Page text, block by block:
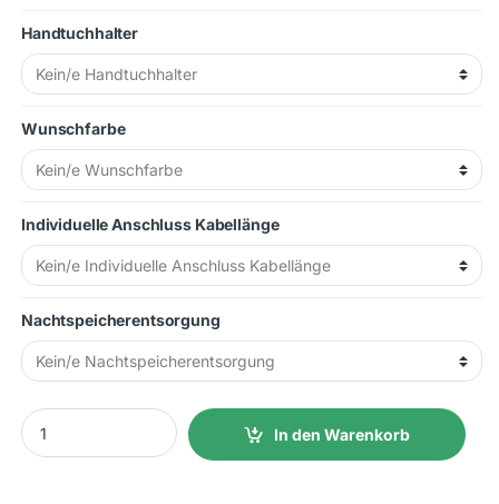
Handtuchhalter
Wunschfarbe
Individuelle Anschluss Kabellänge
Nachtspeicherentsorgung
1000W 69x23x13cm (LxHxT) 20 kg. Steckdosenbetrieb quantity
In den Warenkorb